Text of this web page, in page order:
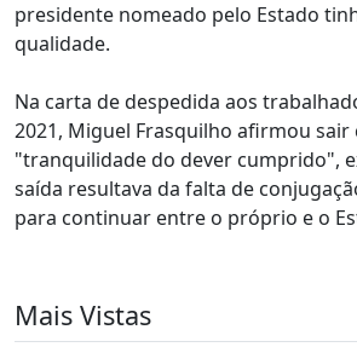
presidente nomeado pelo Estado
qualidade.
Na carta de despedida aos
2021, Miguel Frasquilho afirmou sair
"tranquilidade do dever cumprido",
saída resultava da falta de
para continuar entre o próprio e o
Mais Vistas